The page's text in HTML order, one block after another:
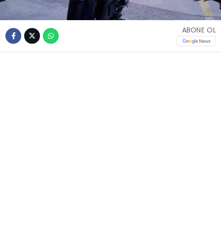
ABONE OL